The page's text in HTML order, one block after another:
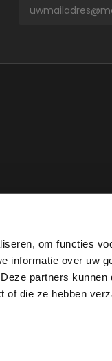
om functies
informatie over uw
partners kunnen
of die ze hebben